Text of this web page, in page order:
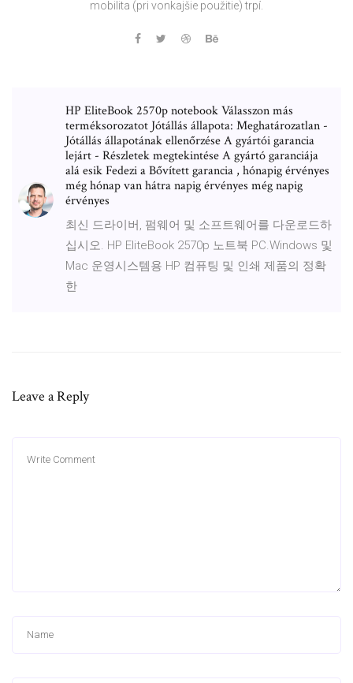
mobilita (pri vonkajšie použitie) trpí.
HP EliteBook 2570p notebook Válasszon más
terméksorozatot Jótállás állapota: Meghatározatlan -
Jótállás állapotának ellenőrzése A gyártói garancia
lejárt - Részletek megtekintése A gyártó garanciája
alá esik Fedezi a Bővített garancia , hónapig érvényes
még hónap van hátra napig érvényes még napig
érvényes
최신 드라이버, 펌웨어 및 소프트웨어를 다운로드하
십시오. HP EliteBook 2570p 노트북 PC.Windows 및
Mac 운영시스템용 HP 컴퓨팅 및 인쇄 제품의 정확
한
Leave a Reply